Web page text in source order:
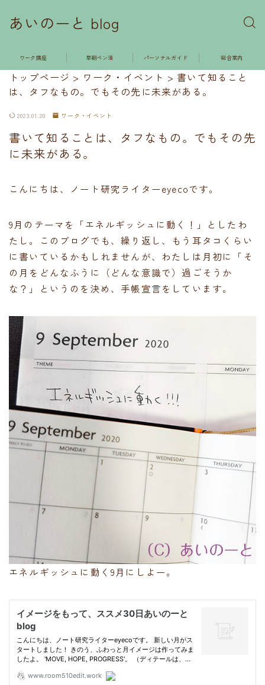
あいのーと blog
ワーク講座 早朝ペン活 パーソナルガイド 総合案内
トップページ > ワーク・イベント >書いて知ること
は、タフなもの。でもその先に未来がある。
2023.01.20 ワーク・イベント
書いて知ることは、タフなもの。でもその先
に未来がある。
こんにちは、ノート研究ライターeyecoです。
9月のテーマを「エネルギッシュに動く！」としたわ
たし。このブログでも、繰り返し、もう耳タコくらい
に書いているかもしれませんが、わたしは月初に「そ
の月をどんなふうに（どんな意識で）過ごそうか
な？」というのを決め、手帳宣言をしています。
エネルギッシュに動く9月にしよー。